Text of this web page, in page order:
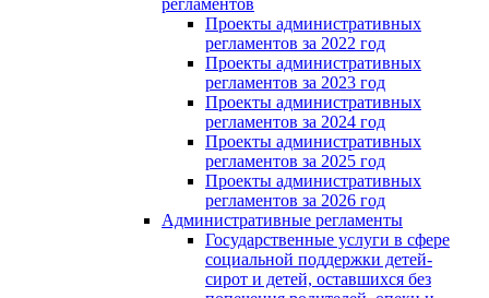
Проекты административных
регламентов за 2022 год
Проекты административных
регламентов за 2023 год
Проекты административных
регламентов за 2024 год
Проекты административных
регламентов за 2025 год
Проекты административных
регламентов за 2026 год
Административные регламенты
Государственные услуги в сфере
социальной поддержки детей-
сирот и детей, оставшихся без